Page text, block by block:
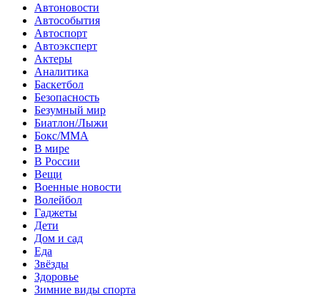
Автоновости
Автособытия
Автоспорт
Автоэксперт
Актеры
Аналитика
Баскетбол
Безопасность
Безумный мир
Биатлон/Лыжи
Бокс/MMA
В мире
В России
Вещи
Военные новости
Волейбол
Гаджеты
Дети
Дом и сад
Еда
Звёзды
Здоровье
Зимние виды спорта